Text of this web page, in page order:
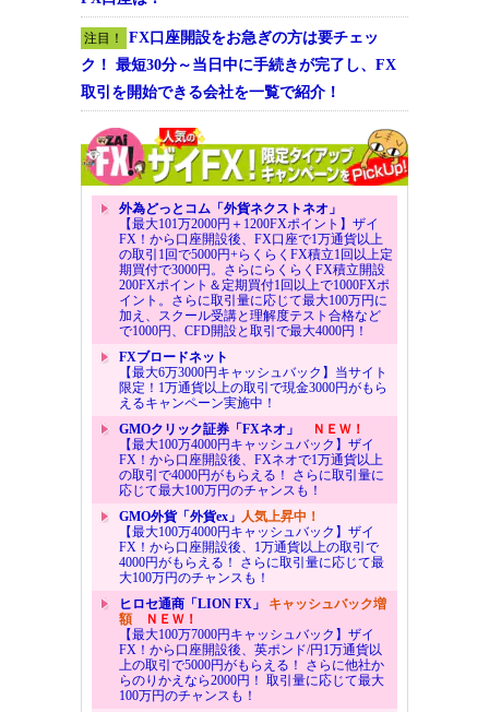
注目！
FX口座開設をお急ぎの方は要チェッ
ク！ 最短30分～当日中に手続きが完了し、FX
取引を開始できる会社を一覧で紹介！
外為どっとコム「外貨ネクストネオ」
【最大101万2000円＋1200FXポイント】ザイ
FX！から口座開設後、FX口座で1万通貨以上
の取引1回で5000円+らくらくFX積立1回以上定
期買付で3000円。さらにらくらくFX積立開設
200FXポイント＆定期買付1回以上で1000FXポ
イント。さらに取引量に応じて最大100万円に
加え、スクール受講と理解度テスト合格など
で1000円、CFD開設と取引で最大4000円！
FXブロードネット
【最大6万3000円キャッシュバック】当サイト
限定！1万通貨以上の取引で現金3000円がもら
えるキャンペーン実施中！
GMOクリック証券「FXネオ」
ＮＥＷ！
【最大100万4000円キャッシュバック】ザイ
FX！から口座開設後、FXネオで1万通貨以上
の取引で4000円がもらえる！ さらに取引量に
応じて最大100万円のチャンスも！
GMO外貨「外貨ex」 人気上昇中！
【最大100万4000円キャッシュバック】ザイ
FX！から口座開設後、1万通貨以上の取引で
4000円がもらえる！ さらに取引量に応じて最
大100万円のチャンスも！
ヒロセ通商「LION FX」 キャッシュバック増
額ＮＥＷ！
【最大100万7000円キャッシュバック】ザイ
FX！から口座開設後、英ポンド/円1万通貨以
上の取引で5000円がもらえる！ さらに他社か
らのりかえなら2000円！ 取引量に応じて最大
100万円のチャンスも！